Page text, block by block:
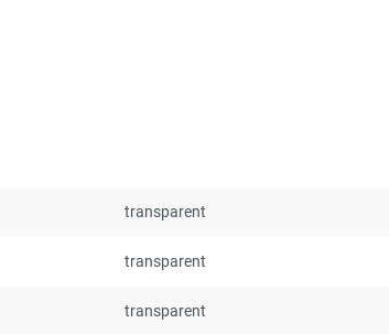
transparent
transparent
transparent